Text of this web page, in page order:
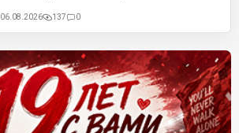
06.08.2026 137 0